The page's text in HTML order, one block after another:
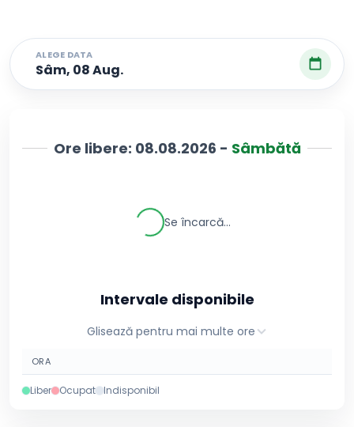
ALEGE DATA
Sâm, 08 Aug.
Ore libere: 08.08.2026 - Sâmbătă
Se încarcă...
Intervale disponibile
Glisează pentru mai multe ore
ORA
Liber Ocupat Indisponibil